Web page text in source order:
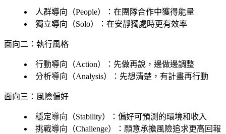
人群導向（People）：在團隊合作中獲得能量
獨立導向（Solo）：在安靜獨處時更有效率
面向二：執行風格
行動導向（Action）：先做再說，邊做邊調整
分析導向（Analysis）：先想清楚，有計畫再行動
面向三：風險偏好
穩定導向（Stability）：偏好可預測的環境和收入
挑戰導向（Challenge）：願意承擔風險追求更高回報